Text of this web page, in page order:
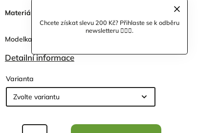
Chcete získat slevu 200 Kč? Přihlaste se k odběru
newsletteru 🙋🏼‍♀️.
Materiál:
gramáž: 190 - 200g/m2
Modelka měří 165cm, na sobě má velikost XS.
Detailní informace
Varianta